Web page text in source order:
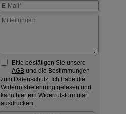
Bitte bestätigen Sie unsere
AGB und die Bestimmungen
zum Datenschutz. Ich habe die
Widerrufsbelehrung gelesen und
kann hier ein Widerrufsformular
ausdrucken.